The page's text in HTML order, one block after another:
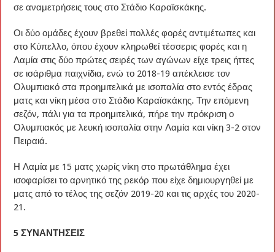
σε αναμετρήσεις τους στο Στάδιο Καραϊσκάκης.
Οι δύο ομάδες έχουν βρεθεί πολλές φορές αντιμέτωπες και
στο Κύπελλο, όπου έχουν κληρωθεί τέσσερις φορές και η
Λαμία στις δύο πρώτες σειρές των αγώνων είχε τρεις ήττες
σε ισάριθμα παιχνίδια, ενώ το 2018-19 απέκλεισε τον
Ολυμπιακό στα προημιτελικά με ισοπαλία στο εντός έδρας
ματς και νίκη μέσα στο Στάδιο Καραϊσκάκης. Την επόμενη
σεζόν, πάλι για τα προημιτελικά, πήρε την πρόκριση ο
Ολυμπιακός με λευκή ισοπαλία στην Λαμία και νίκη 3-2 στον
Πειραιά.
Η Λαμία με 15 ματς χωρίς νίκη στο πρωτάθλημα έχει
ισοφαρίσει το αρνητικό της ρεκόρ που είχε δημιουργηθεί με
ματς από το τέλος της σεζόν 2019-20 και τις αρχές του 2020-
21.
5 ΣΥΝΑΝΤΗΣΕΙΣ